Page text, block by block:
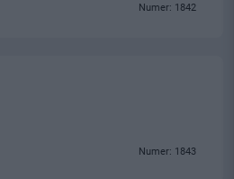
Numer: 1842
Numer: 1843